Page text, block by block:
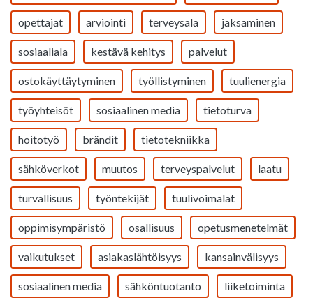
opettajat arviointi terveysala jaksaminen
sosiaaliala kestävä kehitys palvelut
ostokäyttäytyminen työllistyminen tuulienergia
työyhteisöt sosiaalinen media tietoturva
hoitotyö brändit tietotekniikka
sähköverkot muutos terveyspalvelut laatu
turvallisuus työntekijät tuulivoimalat
oppimisympäristö osallisuus opetusmenetelmät
vaikutukset asiakaslähtöisyys kansainvälisyys
sosiaalinen media sähköntuotanto liiketoiminta